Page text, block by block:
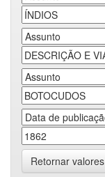
Retornar valores